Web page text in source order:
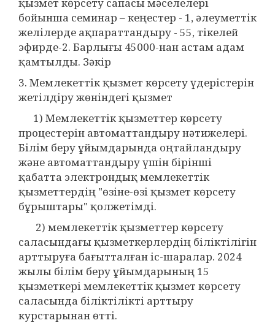
бойынша семинар – кеңестер - 1, әлеуметтік
желілерде ақпараттандыру - 55, тікелей
эфирде-2. Барлығы 45000-нан астам адам
қамтылды. Зәкір
3. Мемлекеттік қызмет көрсету үдерістерін
жетілдіру жөніндегі қызмет
1) Мемлекеттік қызметтер көрсету
процестерін автоматтандыру нәтижелері.
Білім беру ұйымдарында оңтайландыру
және автоматтандыру үшін бірінші
қабатта электрондық мемлекеттік
қызметтердің "өзіне-өзі қызмет көрсету
бұрыштары" қолжетімді.
2) мемлекеттік қызметтер көрсету
саласындағы қызметкерлердің біліктілігін
арттыруға бағытталған іс-шаралар. 2024
жылы білім беру ұйымдарының 15
қызметкері мемлекеттік қызмет көрсету
саласында біліктілікті арттыру
курстарынан өтті.